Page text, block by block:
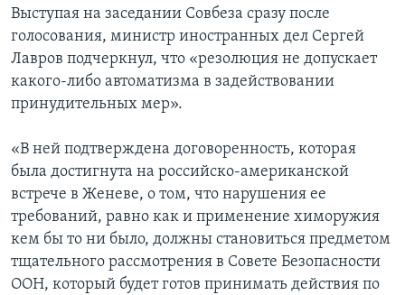
Выступая на заседании Совбеза сразу после
голосования, министр иностранных дел Сергей
Лавров подчеркнул, что «резолюция не допускает
какого-либо автоматизма в задействовании
принудительных мер».
«В ней подтверждена договоренность, которая
была достигнута на российско-американской
встрече в Женеве, о том, что нарушения ее
требований, равно как и применение химоружия
кем бы то ни было, должны становиться предметом
тщательного рассмотрения в Совете Безопасности
ООН, который будет готов принимать действия по